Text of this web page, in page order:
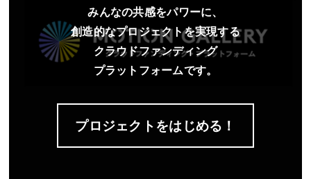
みんなの共感をパワーに、
創造的なプロジェクトを実現する
クラウドファンディング
プラットフォームです。
プロジェクトをはじめる！